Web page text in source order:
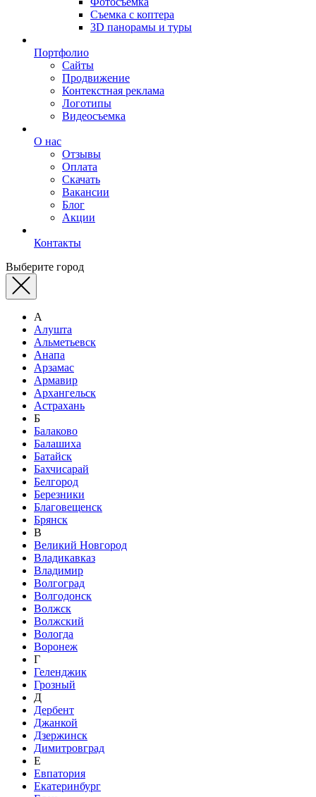
Съемка с коптера
3D панорамы и туры
Портфолио
Сайты
Продвижение
Контекстная реклама
Логотипы
Видеосъемка
О нас
Отзывы
Оплата
Скачать
Вакансии
Блог
Акции
Контакты
Выберите город
А
Алушта
Альметьевск
Анапа
Арзамас
Армавир
Архангельск
Астрахань
Б
Балаково
Балашиха
Батайск
Бахчисарай
Белгород
Березники
Благовещенск
Брянск
В
Великий Новгород
Владикавказ
Владимир
Волгоград
Волгодонск
Волжск
Волжский
Вологда
Воронеж
Г
Геленджик
Грозный
Д
Дербент
Джанкой
Дзержинск
Димитровград
Е
Евпатория
Екатеринбург